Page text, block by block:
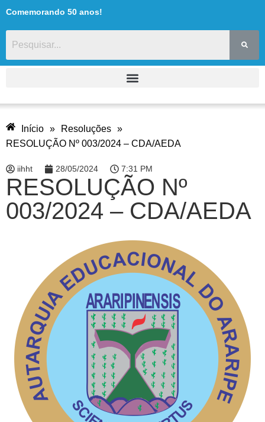
Comemorando 50 anos!
Início » Resoluções »
RESOLUÇÃO Nº 003/2024 – CDA/AEDA
iihht 28/05/2024 7:31 PM
RESOLUÇÃO Nº
003/2024 – CDA/AEDA